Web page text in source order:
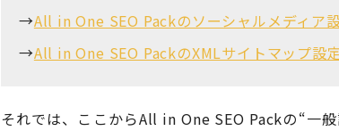
→All in One SEO Packのソーシャルメディア
→All in One SEO PackのXMLサイトマップ設
それでは、ここからAll in One SEO Packの“一